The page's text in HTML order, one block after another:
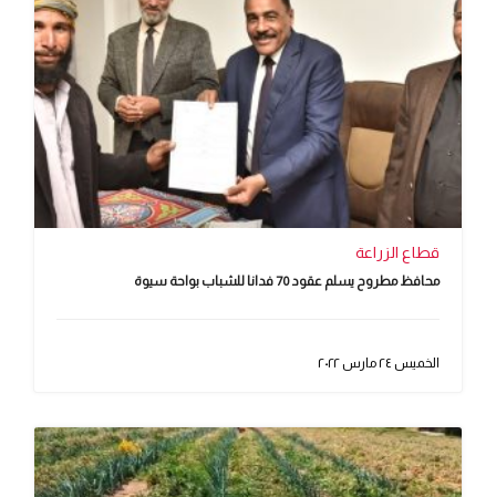
قطاع الزراعة
محافظ مطروح يسلم عقود 70 فدانا للشباب بواحة سيوة
الخميس ٢٤ مارس ٢٠٢٢